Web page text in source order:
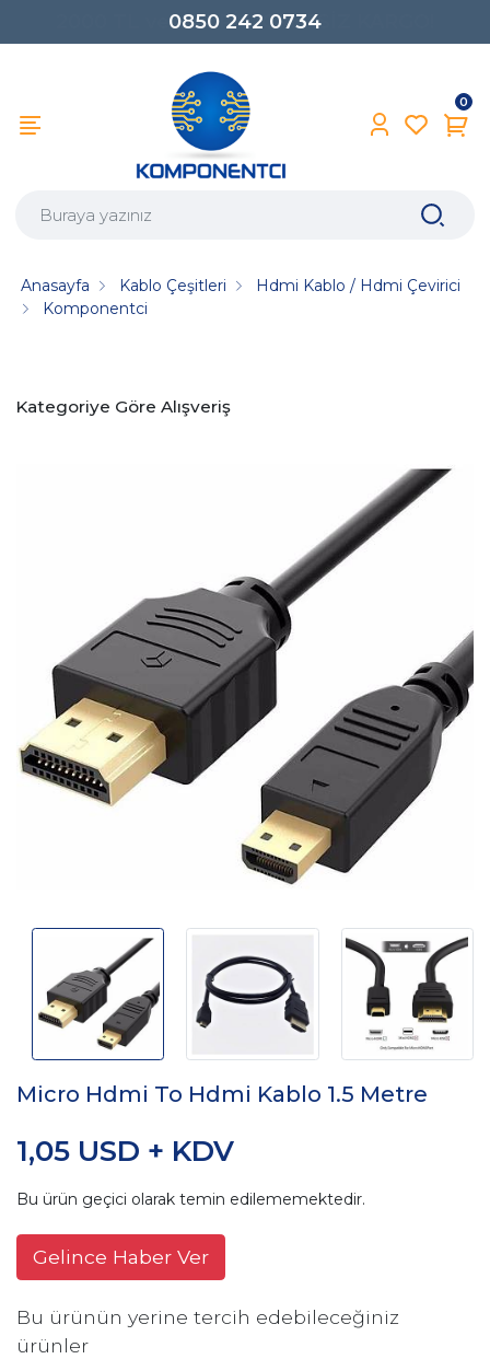
0850 242 0734
0
Anasayfa Kablo Çeşitleri
Hdmi Kablo / Hdmi Çevirici
Komponentci
Kategoriye Göre Alışveriş
Micro Hdmi To Hdmi Kablo 1.5 Metre
1,05 USD + KDV
Bu ürün geçici olarak temin edilememektedir.
Gelince Haber Ver
Bu ürünün yerine tercih edebileceğiniz
ürünler